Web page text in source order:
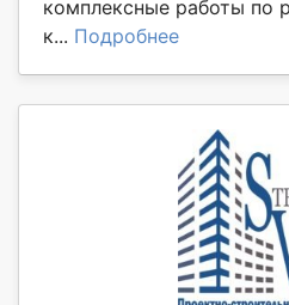
комплексные работы по
к... Подробнее